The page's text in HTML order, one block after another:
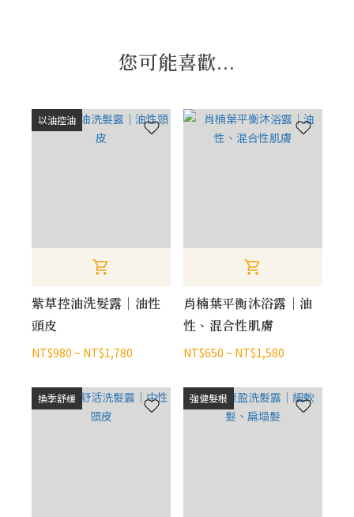
您可能喜歡...
以油控油
紫草控油洗髮露｜油性
頭皮
NT$980 ~ NT$1,780
肖楠葉平衡沐浴露｜油
性、混合性肌膚
NT$650 ~ NT$1,580
換季舒緩 強健髮根